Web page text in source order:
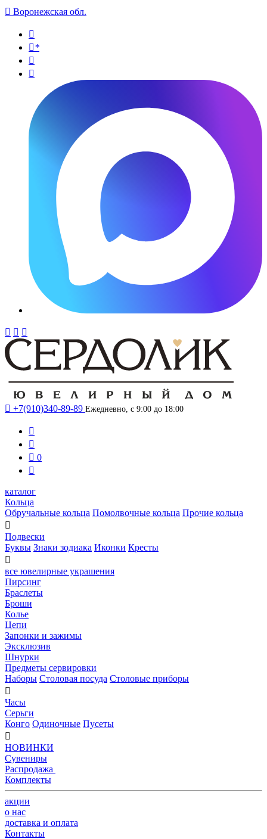
 Воронежская обл.

*


  
 +7(910)340-89-89 Ежедневно, с 9:00 до 18:00


 0

каталог
Кольца
Обручальные кольца Помолвочные кольца Прочие кольца

Подвески
Буквы Знаки зодиака Иконки Кресты

все ювелирные украшения
Пирсинг
Браслеты
Броши
Колье
Цепи
Запонки и зажимы
Эксклюзив
Шнурки
Предметы сервировки
Наборы Столовая посуда Столовые приборы

Часы
Серьги
Конго Одиночные Пусеты

НОВИНКИ
Сувениры
Распродажа
Комплекты
акции
о нас
доставка и оплата
Контакты